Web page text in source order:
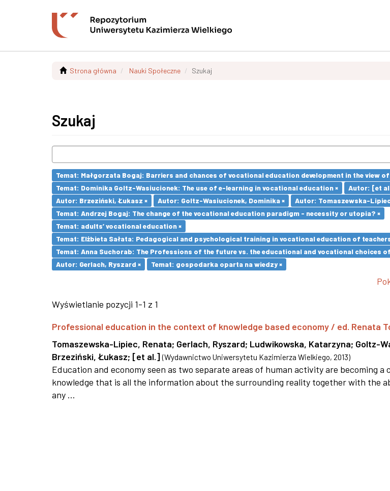
Strona główna Nauki Społeczne Szukaj
Szukaj
Temat: Małgorzata Bogaj: Barriers and chances of vocational education development in the view
Temat: Dominika Goltz-Wasiucionek: The use of e-learning in vocational education ×
Autor: [et
Autor: Brzeziński, Łukasz ×
Autor: Goltz-Wasiucionek, Dominika ×
Autor: Tomaszewska-
Temat: Andrzej Bogaj: The change of the vocational education paradigm - necessity or utopia? ×
Temat: adults’ vocational education ×
Temat: Elżbieta Sałata: Pedagogical and psychological training in vocational education of
Temat: Anna Suchorab: The Professions of the future vs. the educational and vocational choices
Autor: Gerlach, Ryszard ×
Temat: gospodarka oparta na wiedzy ×
Wyświetlanie pozycji 1-1 z 1
Professional education in the context of knowledge based economy / ed. Renata
Tomaszewska-Lipiec, Renata; Gerlach, Ryszard; Ludwikowska, Katarzyna; Goltz-
Brzeziński, Łukasz; [et al.] (Wydawnictwo Uniwersytetu Kazimierza Wielkiego, 2013)
Education and economy seen as two separate areas of human activity are becoming a
knowledge that is all the information about the surrounding reality together with the
any ...